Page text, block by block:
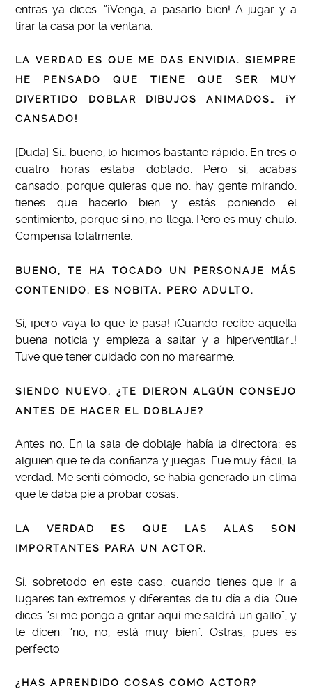
entras ya dices: “¡Venga, a pasarlo bien! A jugar y a
tirar la casa por la ventana.
LA VERDAD ES QUE ME DAS ENVIDIA. SIEMPRE
HE PENSADO QUE TIENE QUE SER MUY
DIVERTIDO DOBLAR DIBUJOS ANIMADOS… ¡Y
CANSADO!
[Duda] Sí… bueno, lo hicimos bastante rápido. En tres o
cuatro horas estaba doblado. Pero sí, acabas
cansado, porque quieras que no, hay gente mirando,
tienes que hacerlo bien y estás poniendo el
sentimiento, porque si no, no llega. Pero es muy chulo.
Compensa totalmente.
BUENO, TE HA TOCADO UN PERSONAJE MÁS
CONTENIDO. ES NOBITA, PERO ADULTO.
Sí, ¡pero vaya lo que le pasa! ¡Cuando recibe aquella
buena noticia y empieza a saltar y a hiperventilar…!
Tuve que tener cuidado con no marearme.
SIENDO NUEVO, ¿TE DIERON ALGÚN CONSEJO
ANTES DE HACER EL DOBLAJE?
Antes no. En la sala de doblaje había la directora; es
alguien que te da confianza y juegas. Fue muy fácil, la
verdad. Me sentí cómodo, se había generado un clima
que te daba pie a probar cosas.
LA VERDAD ES QUE LAS ALAS SON
IMPORTANTES PARA UN ACTOR.
Sí, sobretodo en este caso, cuando tienes que ir a
lugares tan extremos y diferentes de tu día a día. Que
dices “si me pongo a gritar aquí me saldrá un gallo”, y
te dicen: “no, no, está muy bien”. Ostras, pues es
perfecto.
¿HAS APRENDIDO COSAS COMO ACTOR?